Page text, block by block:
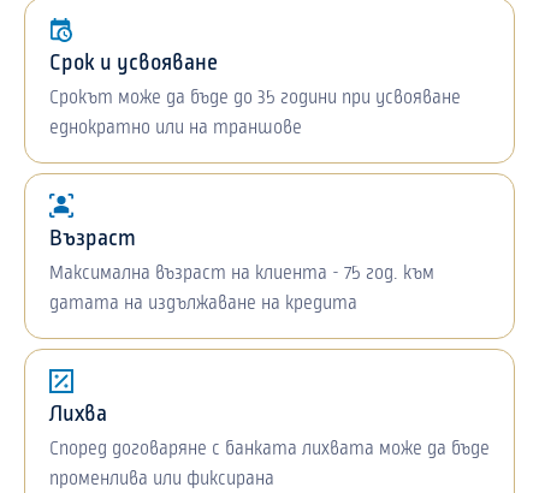
Срок и усвояване
Срокът може да бъде до 35 години при усвояване
еднократно или на траншове
Възраст
Максимална възраст на клиента - 75 год. към
датата на издължаване на кредита
Лихва
Според договаряне с банката лихвата може да бъде
променлива или фиксирана